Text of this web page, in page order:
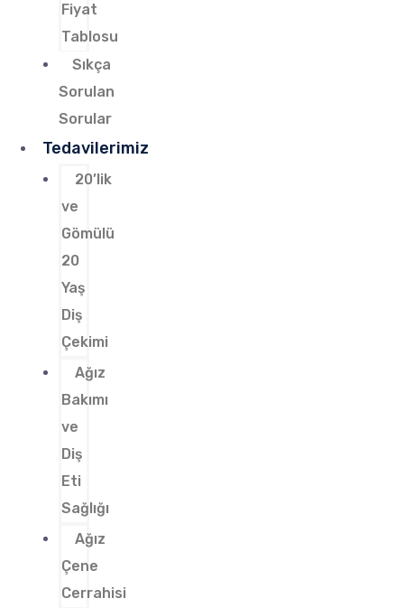
Fiyat
Tablosu
Sıkça
Sorulan
Sorular
Tedavilerimiz
20’lik
ve
Gömülü
20
Yaş
Diş
Çekimi
Ağız
Bakımı
ve
Diş
Eti
Sağlığı
Ağız
Çene
Cerrahisi